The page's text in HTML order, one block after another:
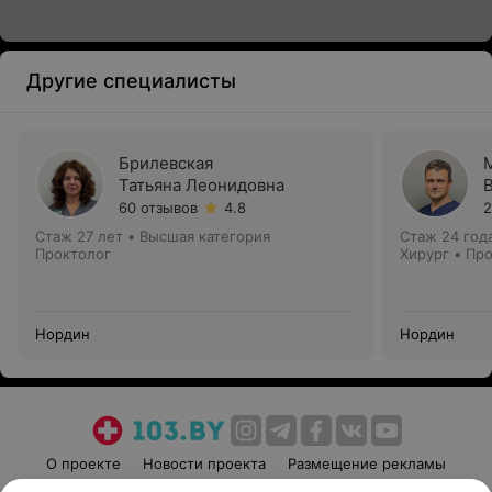
Другие специалисты
Брилевская
Татьяна Леонидовна
60 отзывов
4.8
Стаж 27 лет • Высшая категория
Проктолог
Нордин
Стаж 24
Хирург •
Нордин
О проекте Новости проекта
Размещение рекламы